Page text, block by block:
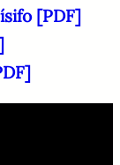
[PDF]